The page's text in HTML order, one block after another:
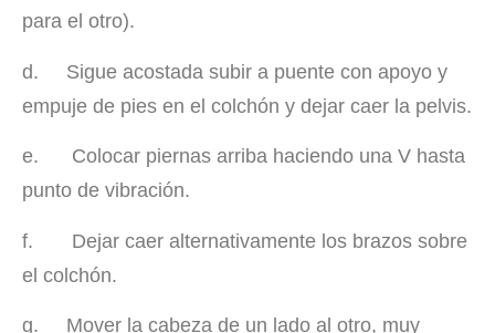
para el otro).
d. Sigue acostada subir a puente con apoyo y
empuje de pies en el colchón y dejar caer la pelvis.
e. Colocar piernas arriba haciendo una V hasta
punto de vibración.
f. Dejar caer alternativamente los brazos sobre
el colchón.
g. Mover la cabeza de un lado al otro, muy